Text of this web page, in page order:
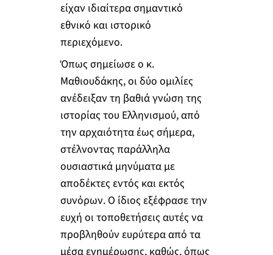
είχαν ιδιαίτερα σημαντικό
εθνικό και ιστορικό
περιεχόμενο.
Όπως σημείωσε ο κ.
Μαθιουδάκης, οι δύο ομιλίες
ανέδειξαν τη βαθιά γνώση της
ιστορίας του Ελληνισμού, από
την αρχαιότητα έως σήμερα,
στέλνοντας παράλληλα
ουσιαστικά μηνύματα με
αποδέκτες εντός και εκτός
συνόρων. Ο ίδιος εξέφρασε την
ευχή οι τοποθετήσεις αυτές να
προβληθούν ευρύτερα από τα
μέσα ενημέρωσης, καθώς, όπως